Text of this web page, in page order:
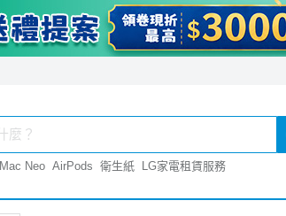
Mac Neo AirPods 衛生紙 LG家電租賃服務